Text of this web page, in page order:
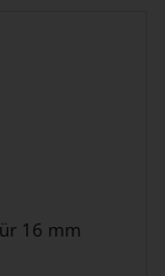
16 mm